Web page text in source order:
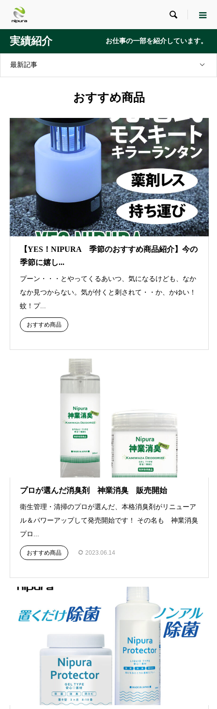

実績紹介 お仕事の一部を紹介しています。
最新記事
おすすめ商品
【YES！NIPURA 季節のおすすめ商品紹介】今の
季節に嬉し...
プーン・・・とやってくるあいつ、気になるけども、なか
なか見つからない。気が付くと刺されて・・か、かゆい！
蚊！プ...
おすすめ商品
プロが選んだ消臭剤 神業消臭 販売開始
衛生管理・清掃のプロが選んだ、本格消臭剤がリニューア
ル＆パワーアップして発売開始です！ その名も 神業消臭
プロ...
おすすめ商品 2023.06.14